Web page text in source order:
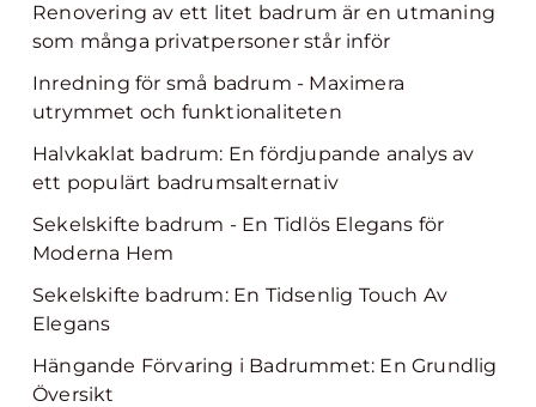
Renovering av ett litet badrum är en utmaning
som många privatpersoner står inför
Inredning för små badrum - Maximera
utrymmet och funktionaliteten
Halvkaklat badrum: En fördjupande analys av
ett populärt badrumsalternativ
Sekelskifte badrum - En Tidlös Elegans för
Moderna Hem
Sekelskifte badrum: En Tidsenlig Touch Av
Elegans
Hängande Förvaring i Badrummet: En Grundlig
Översikt